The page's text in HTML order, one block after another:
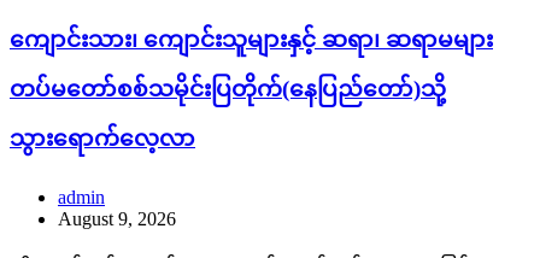
ကျောင်းသား၊ ကျောင်းသူများနှင့် ဆရာ၊ ဆရာမများ
တပ်မတော်စစ်သမိုင်းပြတိုက်(နေပြည်တော်)သို့
သွားရောက်လေ့လာ
admin
August 9, 2026